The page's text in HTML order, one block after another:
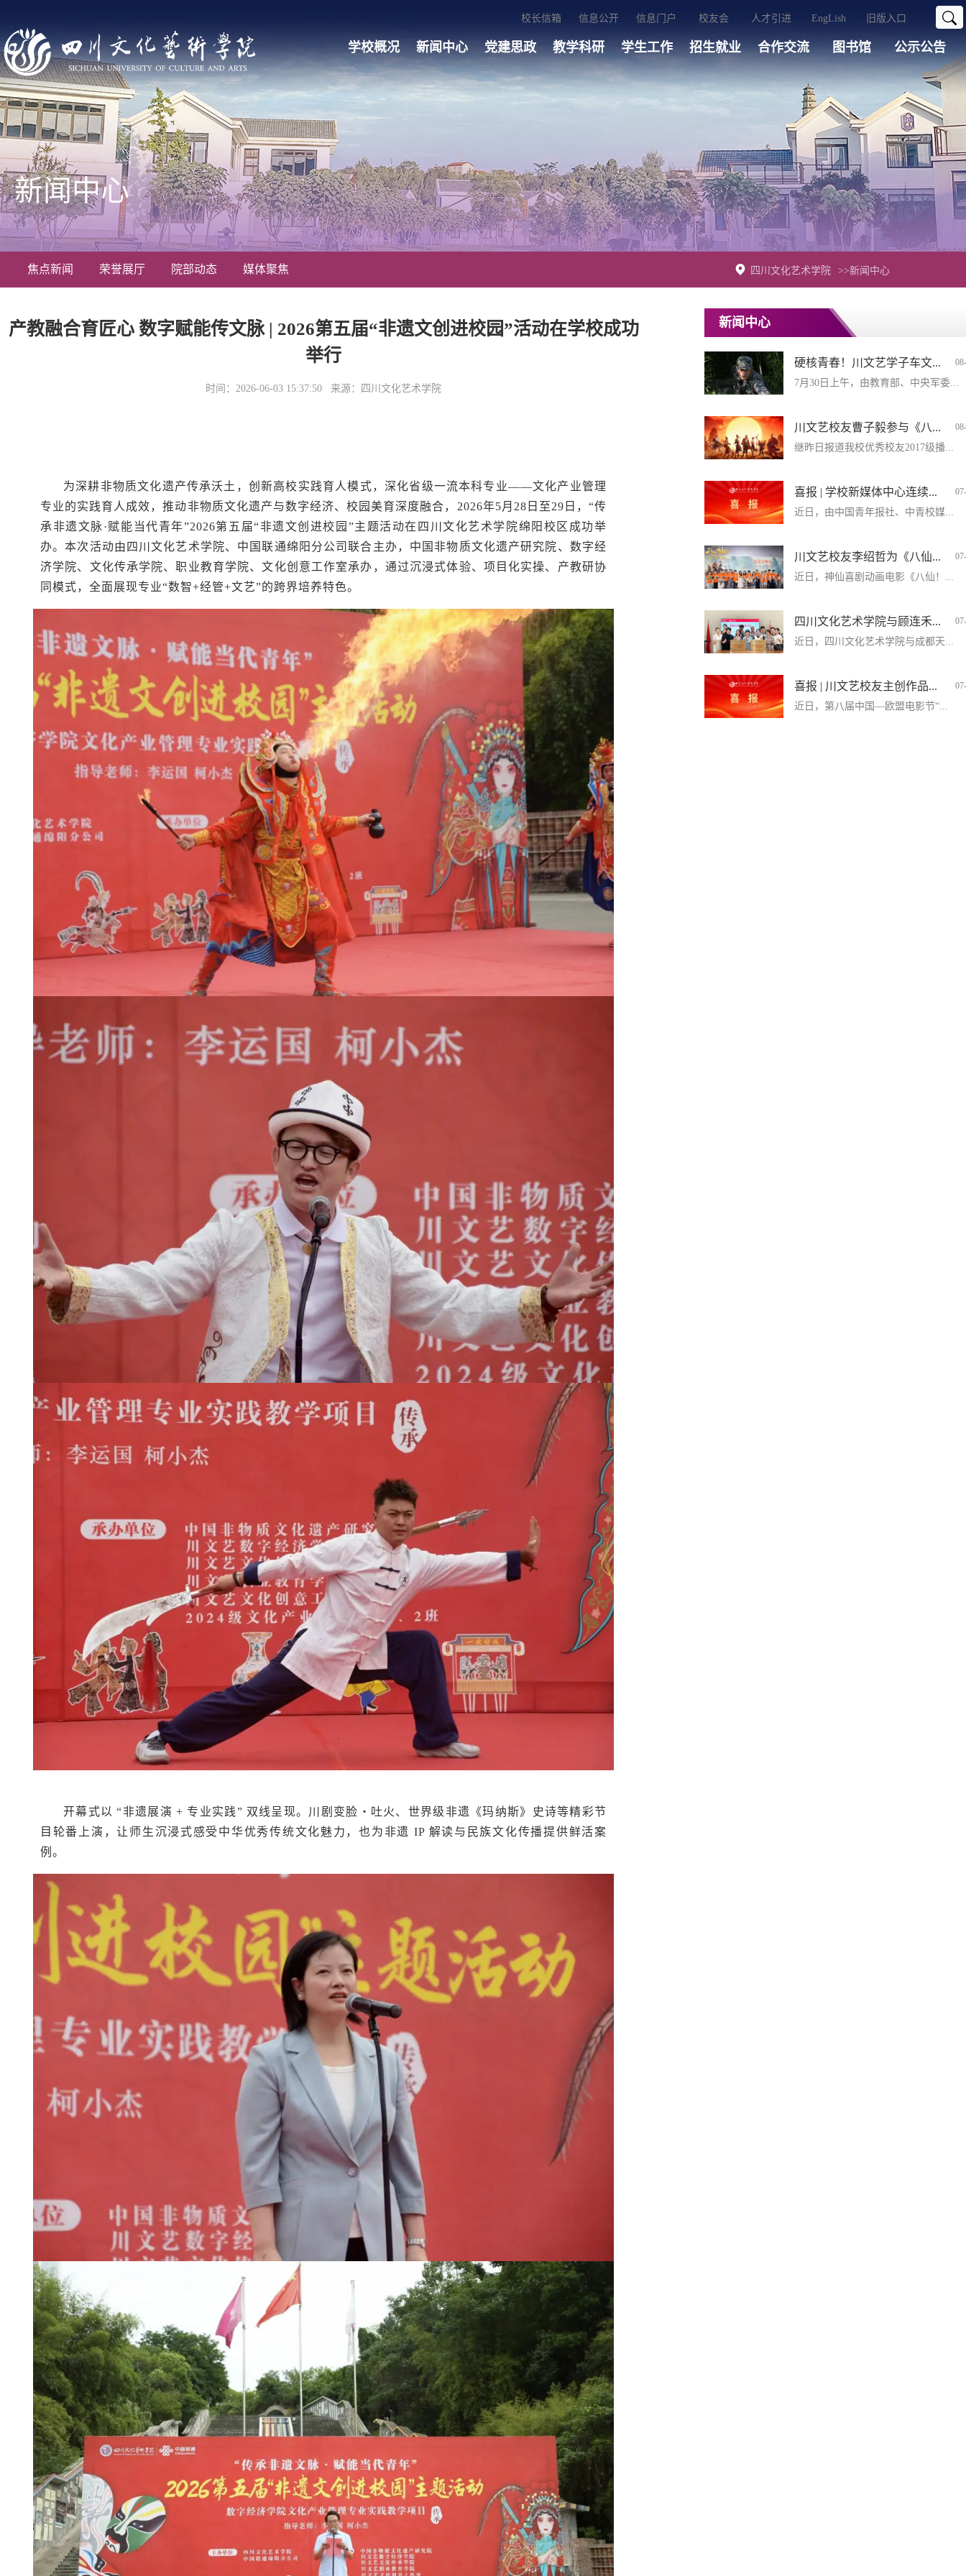
焦点新闻 荣誉展厅 院部动态 媒体聚焦
新闻中心
四川文化艺术学院 >>新闻中心
产教融合育匠心 数字赋能传文脉 | 2026第五届“非遗文创进校园”活动在学校成功
举行
时间：2026-06-03 15:37:50 来源：四川文化艺术学院
为深耕非物质文化遗产传承沃土，创新高校实践育人模式，深化省级一流本科专业——文化产业管理
专业的实践育人成效，推动非物质文化遗产与数字经济、校园美育深度融合，2026年5月28日至29日，“传
承非遗文脉·赋能当代青年”2026第五届“非遗文创进校园”主题活动在四川文化艺术学院绵阳校区成功举
办。本次活动由四川文化艺术学院、中国联通绵阳分公司联合主办，中国非物质文化遗产研究院、数字经
济学院、文化传承学院、职业教育学院、文化创意工作室承办，通过沉浸式体验、项目化实操、产教研协
同模式，全面展现专业“数智+经管+文艺”的跨界培养特色。
开幕式以 “非遗展演 + 专业实践” 双线呈现。川剧变脸・吐火、世界级非遗《玛纳斯》史诗等精彩节
目轮番上演，让师生沉浸式感受中华优秀传统文化魅力，也为非遗 IP 解读与民族文化传播提供鲜活案
例。
新闻中心
硬核青春！川文艺学子车文...
7月30日上午，由教育部、中央军委...
川文艺校友曹子毅参与《八...
继昨日报道我校优秀校友2017级播...
喜报 | 学校新媒体中心连续...
近日，由中国青年报社、中青校媒...
川文艺校友李绍哲为《八仙...
近日，神仙喜剧动画电影《八仙！...
四川文化艺术学院与顾连禾...
近日，四川文化艺术学院与成都天...
喜报 | 川文艺校友主创作品...
近日，第八届中国—欧盟电影节“...
学校概况 新闻中心 党建思政 教学科研 学生工作 招生就业 合作交流 图书馆 公示公告
校长信箱 信息公开 信息门户 校友会 人才引进 EngLish 旧版入口